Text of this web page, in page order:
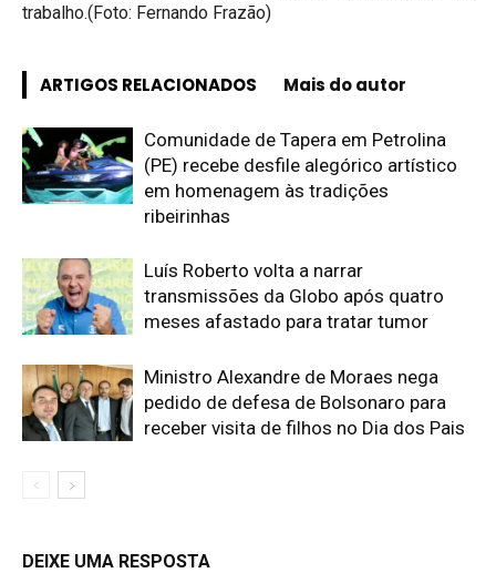
trabalho.(Foto: Fernando Frazão)
ARTIGOS RELACIONADOS Mais do autor
Comunidade de Tapera em Petrolina
(PE) recebe desfile alegórico artístico
em homenagem às tradições
ribeirinhas
Luís Roberto volta a narrar
transmissões da Globo após quatro
meses afastado para tratar tumor
Ministro Alexandre de Moraes nega
pedido de defesa de Bolsonaro para
receber visita de filhos no Dia dos Pais
DEIXE UMA RESPOSTA